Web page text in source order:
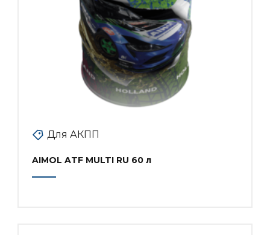
Для АКПП
AIMOL ATF MULTI RU 60 л